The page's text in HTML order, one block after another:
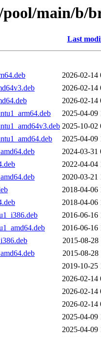
main/b/
Last
2026-02-14
2026-02-14
2026-02-14
2025-04-09
2025-10-02
2025-04-09
2024-03-31
2022-04-04
2020-03-21
2018-04-06
2018-04-06
2016-06-16
2016-06-16
2015-08-28
2015-08-28
2019-10-25
2026-02-14
2026-02-14
2026-02-14
2025-04-09
2025-04-09